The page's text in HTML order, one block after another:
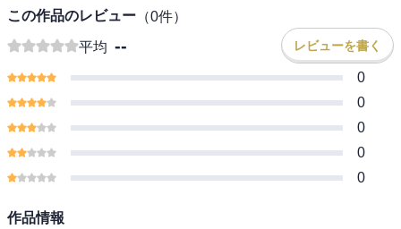
この作品のレビュー （0件）
平均 -- レビューを書く
0
0
0
0
0
作品情報